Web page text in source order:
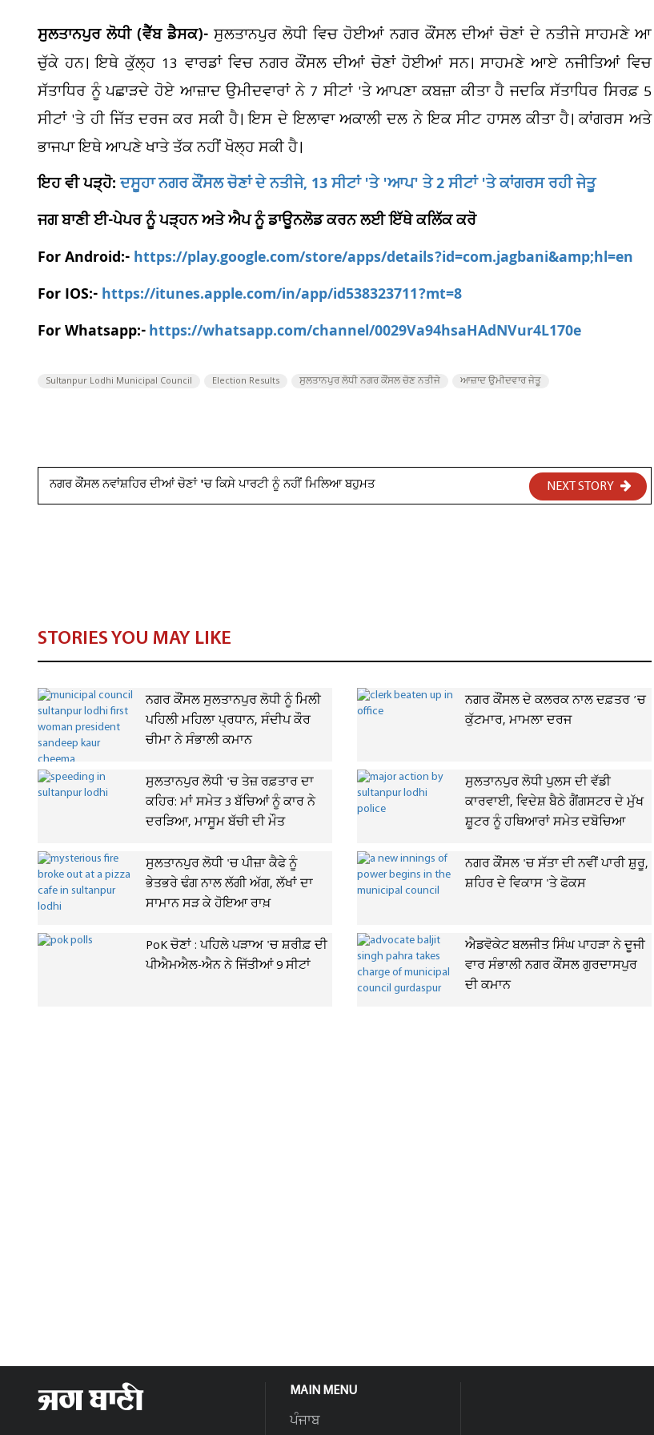
ਸੁਲਤਾਨਪੁਰ ਲੋਧੀ (ਵੈੱਬ ਡੈਸਕ)-ਸੁਲਤਾਨਪੁਰ ਲੋਧੀ ਵਿਚ ਹੋਈਆਂ ਨਗਰ ਕੌਂਸਲ ਦੀਆਂ ਚੋਣਾਂ ਦੇ ਨਤੀਜੇ ਸਾਹਮਣੇ ਆ
ਚੁੱਕੇ ਹਨ। ਇਥੇ ਕੁੱਲ੍ਹ 13 ਵਾਰਡਾਂ ਵਿਚ ਨਗਰ ਕੌਂਸਲ ਦੀਆਂ ਚੋਣਾਂ ਹੋਈਆਂ ਸਨ। ਸਾਹਮਣੇ ਆਏ ਨਜੀਤਿਆਂ ਵਿਚ
ਸੱਤਾਧਿਰ ਨੂੰ ਪਛਾੜਦੇ ਹੋਏ ਆਜ਼ਾਦ ਉਮੀਦਵਾਰਾਂ ਨੇ 7 ਸੀਟਾਂ 'ਤੇ ਆਪਣਾ ਕਬਜ਼ਾ ਕੀਤਾ ਹੈ ਜਦਕਿ ਸੱਤਾਧਿਰ ਸਿਰਫ਼ 5
ਸੀਟਾਂ 'ਤੇ ਹੀ ਜਿੱਤ ਦਰਜ ਕਰ ਸਕੀ ਹੈ। ਇਸ ਦੇ ਇਲਾਵਾ ਅਕਾਲੀ ਦਲ ਨੇ ਇਕ ਸੀਟ ਹਾਸਲ ਕੀਤਾ ਹੈ। ਕਾਂਗਰਸ ਅਤੇ
ਭਾਜਪਾ ਇਥੇ ਆਪਣੇ ਖਾਤੇ ਤੱਕ ਨਹੀਂ ਖੋਲ੍ਹ ਸਕੀ ਹੈ।
ਇਹ ਵੀ ਪੜ੍ਹੋ:ਦਸੂਹਾ ਨਗਰ ਕੌਂਸਲ ਚੋਣਾਂ ਦੇ ਨਤੀਜੇ, 13 ਸੀਟਾਂ 'ਤੇ 'ਆਪ' ਤੇ 2 ਸੀਟਾਂ 'ਤੇ ਕਾਂਗਰਸ ਰਹੀ ਜੇਤੂ
ਜਗ ਬਾਣੀ ਈ-ਪੇਪਰ ਨੂੰ ਪੜ੍ਹਨ ਅਤੇ ਐਪ ਨੂੰ ਡਾਊਨਲੋਡ ਕਰਨ ਲਈ ਇੱਥੇ ਕਲਿੱਕ ਕਰੋ
For Android:-https://play.google.com/store/apps/details?id=com.jagbani&amp;hl=en
For IOS:-https://itunes.apple.com/in/app/id538323711?mt=8
For Whatsapp:-https://whatsapp.com/channel/0029Va94hsaHAdNVur4L170e
Sultanpur Lodhi Municipal Council Election Results ਸੁਲਤਾਨਪੁਰ ਲੋਧੀ ਨਗਰ ਕੌਂਸਲ ਚੋਣ ਨਤੀਜੇ ਆਜ਼ਾਦ ਉਮੀਦਵਾਰ ਜੇਤੂ
ਨਗਰ ਕੌਂਸਲ ਨਵਾਂਸ਼ਹਿਰ ਦੀਆਂ ਚੋਣਾਂ 'ਚ ਕਿਸੇ ਪਾਰਟੀ ਨੂੰ ਨਹੀਂ ਮਿਲਿਆ ਬਹੁਮਤ NEXT STORY
STORIES YOU MAY LIKE
ਨਗਰ ਕੌਂਸਲ ਸੁਲਤਾਨਪੁਰ ਲੋਧੀ ਨੂੰ ਮਿਲੀ
ਪਹਿਲੀ ਮਹਿਲਾ ਪ੍ਰਧਾਨ, ਸੰਦੀਪ ਕੌਰ
ਚੀਮਾ ਨੇ ਸੰਭਾਲੀ ਕਮਾਨ
ਨਗਰ ਕੌਂਸਲ ਦੇ ਕਲਰਕ ਨਾਲ ਦਫ਼ਤਰ ’ਚ
ਕੁੱਟਮਾਰ, ਮਾਮਲਾ ਦਰਜ
ਸੁਲਤਾਨਪੁਰ ਲੋਧੀ 'ਚ ਤੇਜ਼ ਰਫ਼ਤਾਰ ਦਾ
ਕਹਿਰ: ਮਾਂ ਸਮੇਤ 3 ਬੱਚਿਆਂ ਨੂੰ ਕਾਰ ਨੇ
ਦਰੜਿਆ, ਮਾਸੂਮ ਬੱਚੀ ਦੀ ਮੌਤ
ਸੁਲਤਾਨਪੁਰ ਲੋਧੀ ਪੁਲਸ ਦੀ ਵੱਡੀ
ਕਾਰਵਾਈ, ਵਿਦੇਸ਼ ਬੈਠੇ ਗੈਂਗਸਟਰ ਦੇ ਮੁੱਖ
ਸ਼ੂਟਰ ਨੂੰ ਹਥਿਆਰਾਂ ਸਮੇਤ ਦਬੋਚਿਆ
ਸੁਲਤਾਨਪੁਰ ਲੋਧੀ 'ਚ ਪੀਜ਼ਾ ਕੈਫੇ ਨੂੰ
ਭੇਤਭਰੇ ਢੰਗ ਨਾਲ ਲੱਗੀ ਅੱਗ, ਲੱਖਾਂ ਦਾ
ਸਾਮਾਨ ਸੜ ਕੇ ਹੋਇਆ ਰਾਖ਼
ਨਗਰ ਕੌਂਸਲ 'ਚ ਸੱਤਾ ਦੀ ਨਵੀਂ ਪਾਰੀ ਸ਼ੁਰੂ,
ਸ਼ਹਿਰ ਦੇ ਵਿਕਾਸ 'ਤੇ ਫੋਕਸ
PoK ਚੋਣਾਂ : ਪਹਿਲੇ ਪੜਾਅ 'ਚ ਸ਼ਰੀਫ਼ ਦੀ
ਪੀਐਮਐਲ-ਐਨ ਨੇ ਜਿੱਤੀਆਂ 9 ਸੀਟਾਂ
ਐਡਵੋਕੇਟ ਬਲਜੀਤ ਸਿੰਘ ਪਾਹੜਾ ਨੇ ਦੂਜੀ
ਵਾਰ ਸੰਭਾਲੀ ਨਗਰ ਕੌਂਸਲ ਗੁਰਦਾਸਪੁਰ
ਦੀ ਕਮਾਨ
ਸਰਜਰੀ, ਹਾਲ ਜਾਣਨ ਲਈ ਹਸਪਤਾਲ ਪਹੁੰਚੇ...
MAIN MENU
ਪੰਜਾਬ